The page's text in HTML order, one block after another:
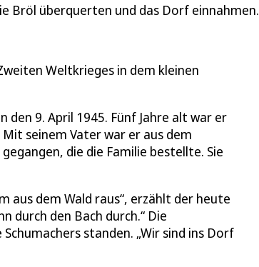
Bröl überquerten und das Dorf einnahmen.
Weltkrieges in dem kleinen
den 9. April 1945. Fünf Jahre alt war er
seinem Vater war er aus dem
die die Familie bestellte. Sie
aus dem Wald raus“, erzählt der heute
durch den Bach durch.“ Die
standen. „Wir sind ins Dorf